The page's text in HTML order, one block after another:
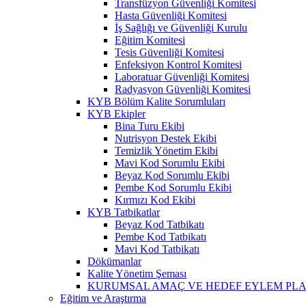
Transfüzyon Güvenliği Komitesi
Hasta Güvenliği Komitesi
İş Sağlığı ve Güvenliği Kurulu
Eğitim Komitesi
Tesis Güvenliği Komitesi
Enfeksiyon Kontrol Komitesi
Laboratuar Güvenliği Komitesi
Radyasyon Güvenliği Komitesi
KYB Bölüm Kalite Sorumluları
KYB Ekipler
Bina Turu Ekibi
Nutrisyon Destek Ekibi
Temizlik Yönetim Ekibi
Mavi Kod Sorumlu Ekibi
Beyaz Kod Sorumlu Ekibi
Pembe Kod Sorumlu Ekibi
Kırmızı Kod Ekibi
KYB Tatbikatlar
Beyaz Kod Tatbikatı
Pembe Kod Tatbikatı
Mavi Kod Tatbikatı
Dökümanlar
Kalite Yönetim Şeması
KURUMSAL AMAÇ VE HEDEF EYLEM
Eğitim ve Araştırma